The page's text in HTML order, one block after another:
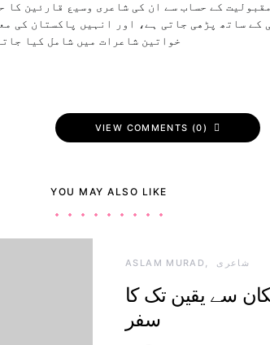
کے حساب سے ان کی شاعری وسیع قارئین کا
کے ساتھ پڑھی جاتی ہے، اور انہیں پاکستان کی
خواتین شاعرات میں شامل کیا
VIEW COMMENTS (0)
YOU MAY ALSO LIKE
ASLAM MURAD شاعری
سے یقین تک کا
سفر